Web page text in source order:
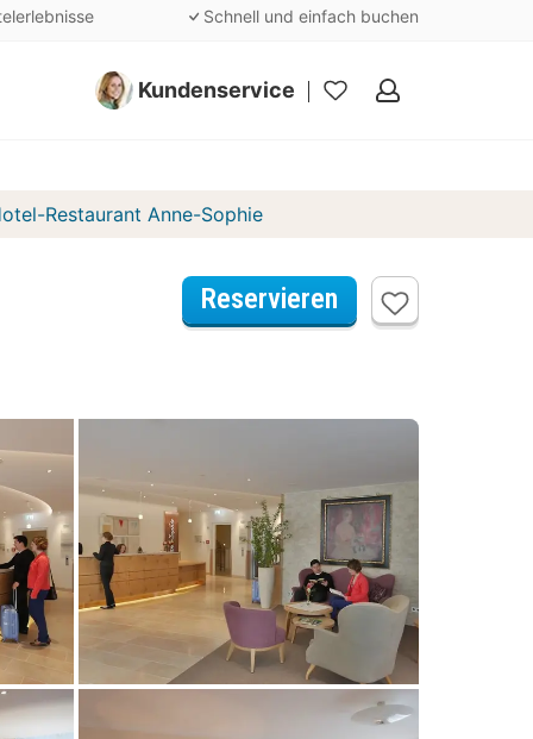
Schnell und einfach buchen
Kundenservice
Meine
Restaurant Anne-Sophie
Reservieren